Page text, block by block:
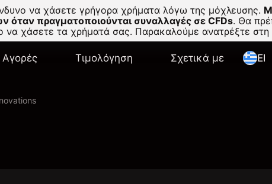
να χάσετε γρήγορα χρήματα λόγω της μόχλευσης.
πραγματοποιούνται συναλλαγές σε CFDs. Θα
να χάσετε τα χρήματά σας. Παρακαλούμε ανατρέξτε
Αγορές Τιμολόγηση Σχετικά με El